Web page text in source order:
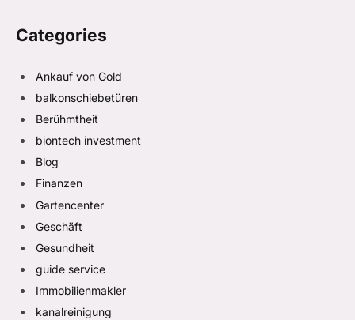
Categories
Ankauf von Gold
balkonschiebetüren
Berühmtheit
biontech investment
Blog
Finanzen
Gartencenter
Geschäft
Gesundheit
guide service
Immobilienmakler
kanalreinigung